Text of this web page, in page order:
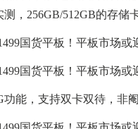
，256GB/512GB的存储
能，支持双卡双待，非